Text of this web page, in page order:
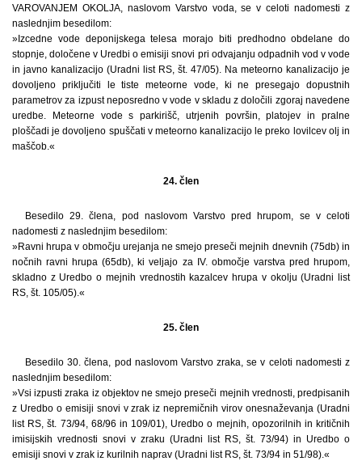
VAROVANJEM OKOLJA, naslovom Varstvo voda, se v celoti nadomesti z
naslednjim besedilom:
»Izcedne vode deponijskega telesa morajo biti predhodno obdelane do
stopnje, določene v Uredbi o emisiji snovi pri odvajanju odpadnih vod v vode
in javno kanalizacijo (Uradni list RS, št. 47/05). Na meteorno kanalizacijo je
dovoljeno priključiti le tiste meteorne vode, ki ne presegajo dopustnih
parametrov za izpust neposredno v vode v skladu z določili zgoraj navedene
uredbe. Meteorne vode s parkirišč, utrjenih površin, platojev in pralne
ploščadi je dovoljeno spuščati v meteorno kanalizacijo le preko lovilcev olj in
maščob.«
24. člen
Besedilo 29. člena, pod naslovom Varstvo pred hrupom, se v celoti
nadomesti z naslednjim besedilom:
»Ravni hrupa v območju urejanja ne smejo preseči mejnih dnevnih (75db) in
nočnih ravni hrupa (65db), ki veljajo za IV. območje varstva pred hrupom,
skladno z Uredbo o mejnih vrednostih kazalcev hrupa v okolju (Uradni list
RS, št. 105/05).«
25. člen
Besedilo 30. člena, pod naslovom Varstvo zraka, se v celoti nadomesti z
naslednjim besedilom:
»Vsi izpusti zraka iz objektov ne smejo preseči mejnih vrednosti, predpisanih
z Uredbo o emisiji snovi v zrak iz nepremičnih virov onesnaževanja (Uradni
list RS, št. 73/94, 68/96 in 109/01), Uredbo o mejnih, opozorilnih in kritičnih
imisijskih vrednosti snovi v zraku (Uradni list RS, št. 73/94) in Uredbo o
emisiji snovi v zrak iz kurilnih naprav (Uradni list RS, št. 73/94 in 51/98).«